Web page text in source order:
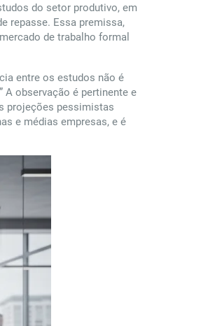
do setor produtivo, em
repasse. Essa premissa,
de trabalho formal
entre os estudos não é
A observação é pertinente e
projeções pessimistas
e médias empresas, e é